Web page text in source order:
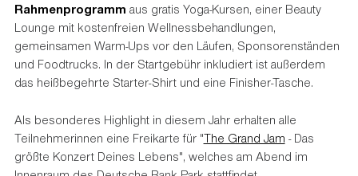
Rahmenprogramm aus gratis Yoga-Kursen, einer Beauty
Lounge mit kostenfreien Wellnessbehandlungen,
gemeinsamen Warm-Ups vor den Läufen, Sponsorenständen
und Foodtrucks. In der Startgebühr inkludiert ist außerdem
das heißbegehrte Starter-Shirt und eine Finisher-Tasche.
Als besonderes Highlight in diesem Jahr erhalten alle
Teilnehmerinnen eine Freikarte für "The Grand Jam - Das
größte Konzert Deines Lebens", welches am Abend im